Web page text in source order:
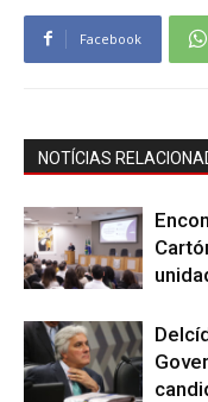
Facebook
NOTÍCIAS